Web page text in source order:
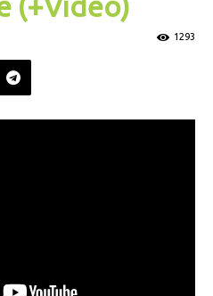
1293